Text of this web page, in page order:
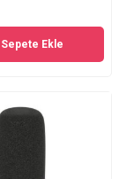
Sepete Ekle